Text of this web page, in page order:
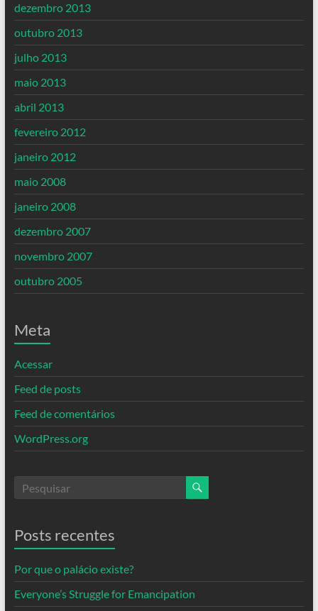
dezembro 2013
outubro 2013
julho 2013
maio 2013
abril 2013
fevereiro 2012
janeiro 2012
maio 2008
janeiro 2008
dezembro 2007
novembro 2007
outubro 2005
Meta
Acessar
Feed de posts
Feed de comentários
WordPress.org
Posts recentes
Por que o palácio existe?
Everyone’s Struggle for Emancipation